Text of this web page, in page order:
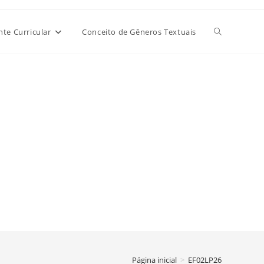
Curricular Conceito de Gêneros Textuais Alternar
Página inicial > EF02LP26